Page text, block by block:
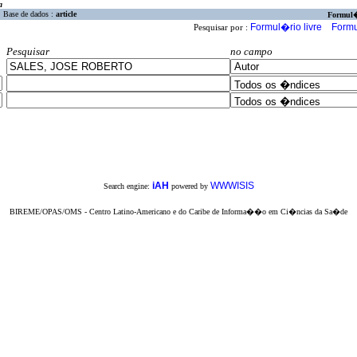
Base de dados : article
Pesquisar por : Formul�rio livre
Pesquisar
no campo
Search engine: iAH powered by WWWISIS
BIREME/OPAS/OMS - Centro Latino-Americano e do Caribe de Informa��o em Ci�ncias da Sa�de